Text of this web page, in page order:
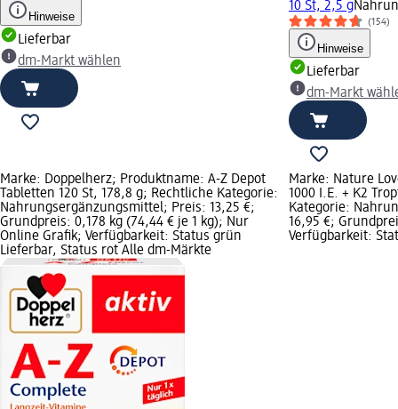
Hinweise
Lieferbar
dm-Markt wählen
10 St, 2,5 g
(154)
Hinweise
Lieferbar
dm-Markt
Marke: Doppelherz; Produktname: A-Z Depot
Tabletten 120 St, 178,8 g; Rechtliche Kategorie:
Nahrungsergänzungsmittel; Preis: 13,25 €;
Grundpreis: 0,178 kg (74,44 € je 1 kg); Nur
Online Grafik; Verfügbarkeit: Status grün
Lieferbar, Status rot Alle dm-Märkte
Marke: Nature
1000 I.E. + K2
Kategorie:
16,95 €;
Verfügbarkeit: